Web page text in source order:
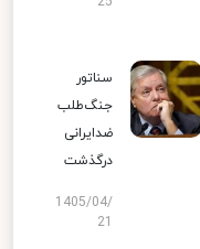
سناتور
جنگ‌طلب
ضدایرانی
درگذشت
1405/04/